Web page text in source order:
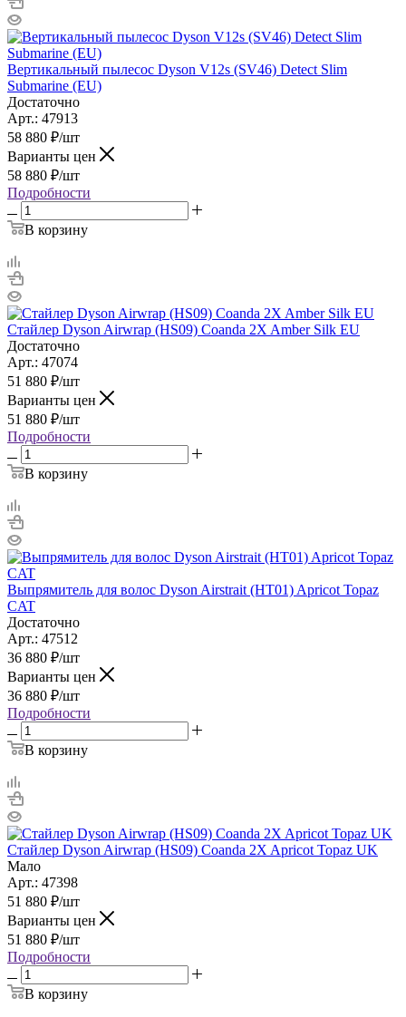
Вертикальный пылесос Dyson V12s (SV46) Detect Slim
Submarine (EU)
Достаточно
Арт.: 47913
58 880 ₽/шт
Варианты цен
58 880 ₽/шт
Подробности
В корзину
Стайлер Dyson Airwrap (HS09) Coanda 2X Amber Silk EU
Достаточно
Арт.: 47074
51 880 ₽/шт
Варианты цен
51 880 ₽/шт
Подробности
В корзину
Выпрямитель для волос Dyson Airstrait (HT01) Apricot Topaz
CAT
Достаточно
Арт.: 47512
36 880 ₽/шт
Варианты цен
36 880 ₽/шт
Подробности
В корзину
Стайлер Dyson Airwrap (HS09) Coanda 2X Apricot Topaz UK
Мало
Арт.: 47398
51 880 ₽/шт
Варианты цен
51 880 ₽/шт
Подробности
В корзину